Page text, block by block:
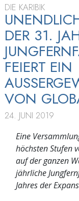
DIE KARIBIK
DER 31.
FEIERT EIN
VON
24. JUNI 2019
Eine
höchsten Stufen
auf der ganzen
jährliche
Jahres der